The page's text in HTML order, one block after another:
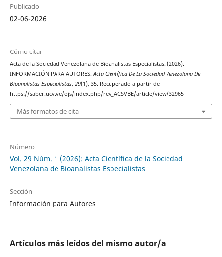
Publicado
02-06-2026
Cómo citar
Acta de la Sociedad Venezolana de Bioanalistas Especialistas. (2026).
INFORMACIÓN PARA AUTORES.Acta Científica De La Sociedad Venezolana De
Bioanalistas Especialistas, 29(1), 35. Recuperado a partir de
https://saber.ucv.ve/ojs/index.php/rev_ACSVBE/article/view/32965
Más formatos de cita
Número
Vol. 29 Núm. 1 (2026): Acta Científica de la Sociedad
Venezolana de Bioanalistas Especialistas
Sección
Información para Autores
Artículos más leídos del mismo autor/a